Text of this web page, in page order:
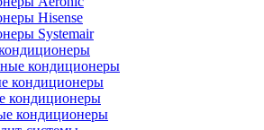
Hisense
Systemair
кондиционеры
кондиционеры
кондиционеры
кондиционеры